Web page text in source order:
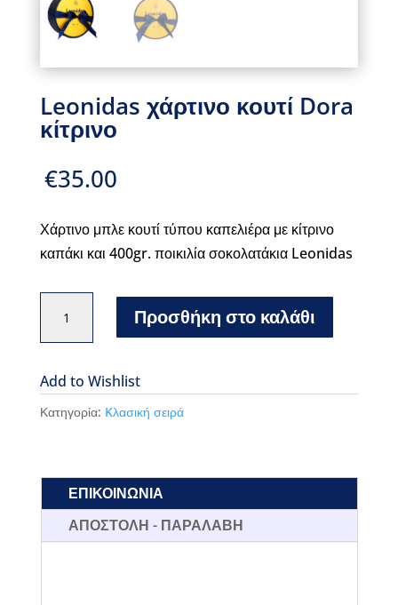
Leonidas χάρτινο κουτί Dora
κίτρινο
€35.00
Χάρτινο μπλε κουτί τύπου καπελιέρα με κίτρινο
καπάκι και 400gr. ποικιλία σοκολατάκια Leonidas
χάρτινο
Dora
κίτρινο
ποσότητα
Προσθήκη στο καλάθι
Add to Wishlist
Κατηγορία: Kλασική σειρά
ΕΠΙΚΟΙΝΩΝΙΑ
ΑΠΟΣΤΟΛΗ - ΠΑΡΑΛΑΒΗ